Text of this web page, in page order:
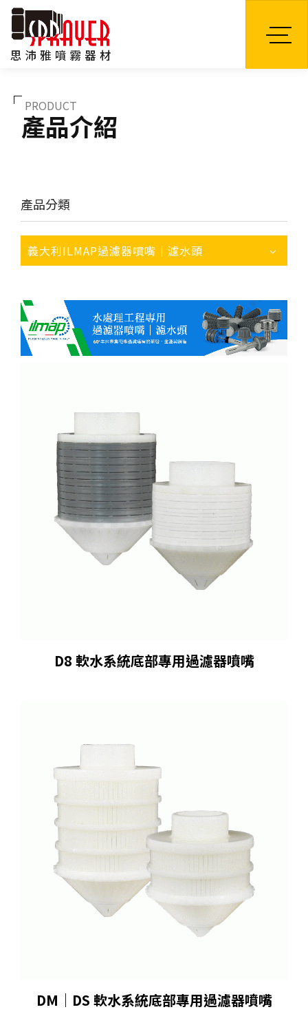
PRODUCT
產品介紹
產品分類
義大利ILMAP過濾器噴嘴｜濾水頭
D8 軟水系統底部專⽤過濾器噴嘴
DM｜DS 軟水系統底部專⽤過濾器噴嘴